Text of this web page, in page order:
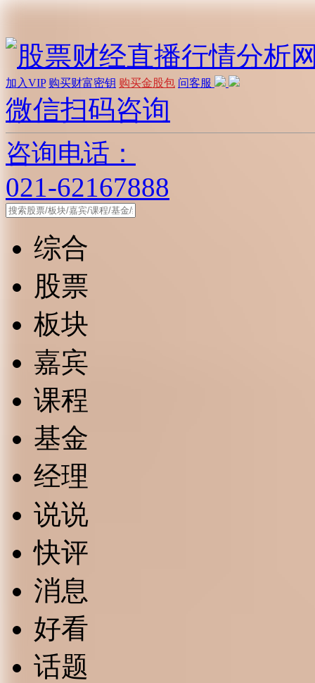
加入VIP 购买财富密钥 购买金股包 问客服
微信扫码咨询
咨询电话：
021-62167888
综合
股票
板块
嘉宾
课程
基金
经理
说说
快评
消息
好看
话题